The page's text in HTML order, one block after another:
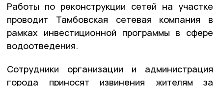
Работы по реконструкции сетей на участке
проводит Тамбовская сетевая компания в
рамках инвестиционной программы в сфере
водоотведения.
Сотрудники организации и администрация
города приносят извинения жителям за